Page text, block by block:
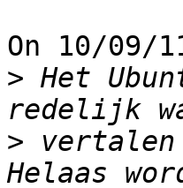
On 10/09/
> Het
> vertalen